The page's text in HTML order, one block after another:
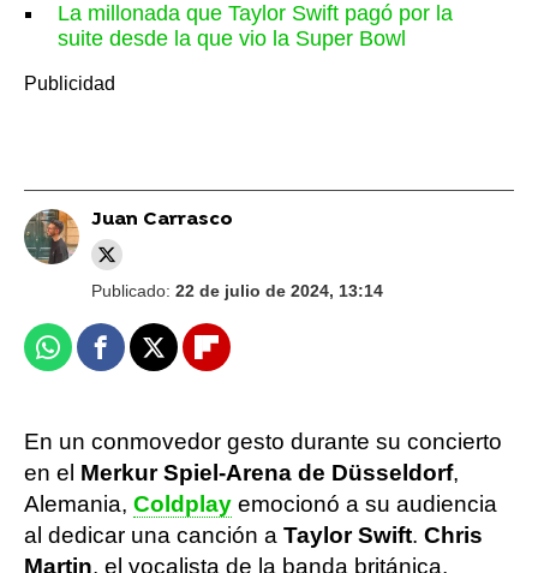
La millonada que Taylor Swift pagó por la
suite desde la que vio la Super Bowl
Juan Carrasco
Publicado: 22 de julio de 2024, 13:14
WhatsappFacebook
X Flipboard
En un conmovedor gesto durante su concierto
en el Merkur Spiel-Arena de Düsseldorf,
Alemania, Coldplay emocionó a su audiencia
al dedicar una canción a Taylor Swift. Chris
Martin, el vocalista de la banda británica,